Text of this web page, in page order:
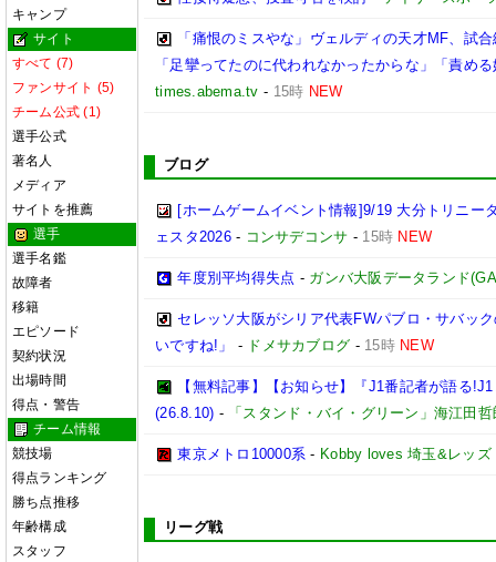
キャンプ
サイト
すべて (7)
ファンサイト (5)
チーム公式 (1)
選手公式
著名人
メディア
サイトを推薦
選手
選手名鑑
故障者
移籍
エピソード
契約状況
出場時間
得点・警告
チーム情報
競技場
得点ランキング
勝ち点推移
年齢構成
スタッフ
「痛恨のミスやな」ヴェルディの天才MF、試
「足攣ってたのに代われなかったからな」「責め
times.abema.tv - 15時 NEW
ブログ
[ホームゲームイベント情報]9/19 大分トリニー
ェスタ2026- コンサデコンサ - 15時 NEW
年度別平均得失点 - ガンバ大阪データランド
セレッソ大阪がシリア代表FWパブロ・サバッ
いですね!」
- ドメサカブログ - 15時 NEW
【無料記事】【お知らせ】『J1番記者が語る
(26.8.10) - 「スタンド・バイ・グリーン」海江田哲
東京メトロ10000系 - Kobby loves 埼玉&レッズ
リーグ戦